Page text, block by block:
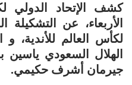
كشف الإتحاد الدولي
الأربعاء، عن التشكيلة
لكأس العالم
الهلال السعودي
جيرمان أشرف حكيمي.